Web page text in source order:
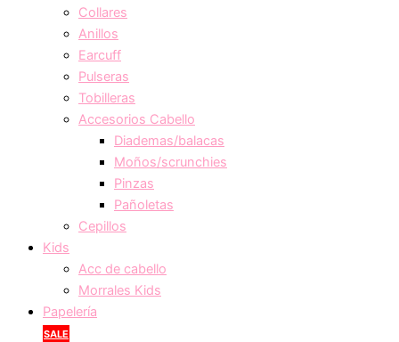
Collares
Anillos
Earcuff
Pulseras
Tobilleras
Accesorios Cabello
Diademas/balacas
Moños/scrunchies
Pinzas
Pañoletas
Cepillos
Kids
Acc de cabello
Morrales Kids
Papelería
SALE